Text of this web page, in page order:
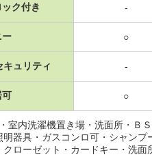
ク付き -
ー ○
キュリティ -
可 ○
室内洗濯機置き場・洗面所・Ｂ
器具・ガスコンロ可・シャンプ
ローゼット・カードキー・洗面